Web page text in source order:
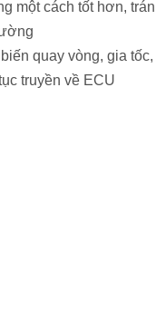
một cách tốt hơn,
quay vòng, gia tốc,
truyền về ECU